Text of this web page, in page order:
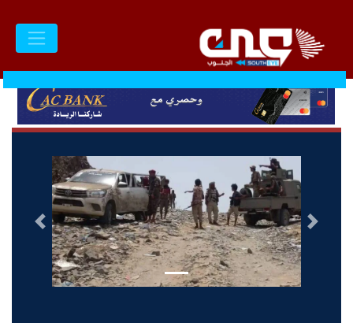
التالى السابق